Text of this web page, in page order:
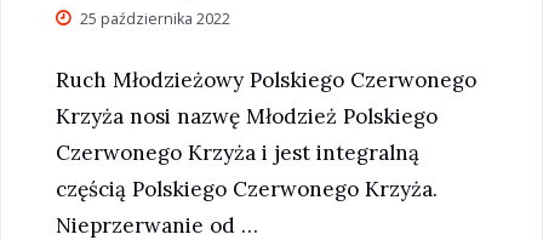
25 października 2022
Ruch Młodzieżowy Polskiego Czerwonego
Krzyża nosi nazwę Młodzież Polskiego
Czerwonego Krzyża i jest integralną
częścią Polskiego Czerwonego Krzyża.
Nieprzerwanie od …